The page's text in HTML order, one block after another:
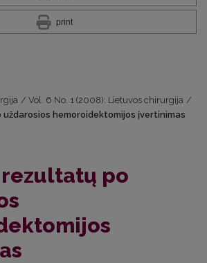
print
/ Vol. 6 No. 1 (2008): Lietuvos chirurgija /
hemoroidektomijos įvertinimas
po